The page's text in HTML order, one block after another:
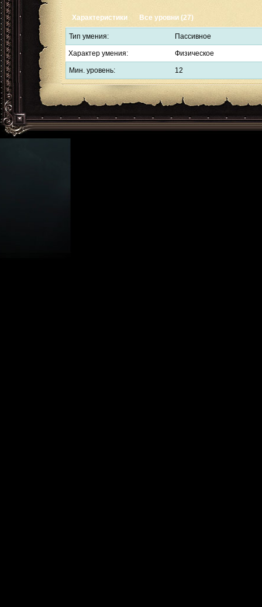
Характеристики Все уровни (27)
Тип умения: Пассивное
Характер умения: Физическое
Мин. уровень: 12